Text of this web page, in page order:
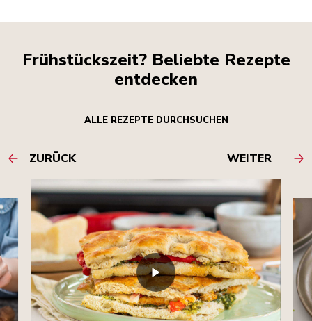
Frühstückszeit? Beliebte Rezepte
entdecken
ALLE REZEPTE DURCHSUCHEN
ZURÜCK WEITER